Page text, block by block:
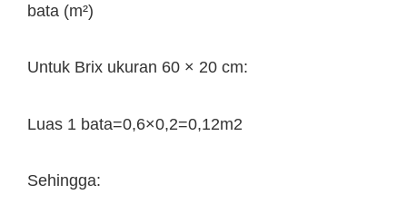
bata (m²)
Untuk Brix ukuran 60 × 20 cm:
Luas 1 bata=0,6×0,2=0,12m2
Sehingga: